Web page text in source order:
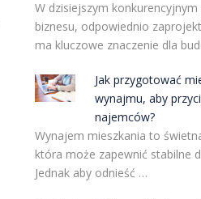
W dzisiejszym konkurencyjnym
biznesu, odpowiednio
ma kluczowe znaczenie dla
Jak przygotować
wynajmu, aby
najemców?
Wynajem mieszkania to
która może zapewnić stabilne
Jednak aby odnieść …